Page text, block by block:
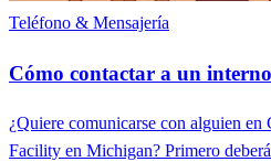
Teléfono & Mensajería
Cómo contactar a un
¿Quiere comunicarse con alguien
Facility en Michigan? Primero